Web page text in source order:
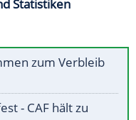
Statistiken
zum Verbleib
- CAF hält zu